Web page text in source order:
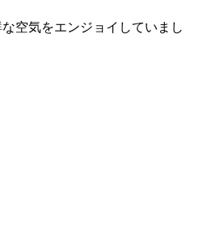
空気をエンジョイしていまし